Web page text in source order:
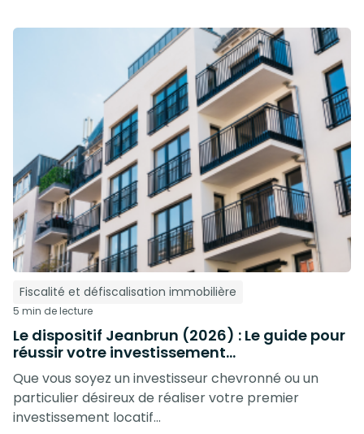
Fiscalité et défiscalisation immobilière
5 min de lecture
Le dispositif Jeanbrun (2026) : Le guide pour
réussir votre investissement...
Que vous soyez un investisseur chevronné ou un
particulier désireux de réaliser votre premier
investissement locatif...